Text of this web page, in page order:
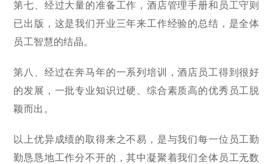
第七、经过大量的准备工作，酒店管理手册和员工守则
已出版，这是我们开业三年来工作经验的总结，是全体
员工智慧的结晶。
第八、经过在奔马年的一系列培训，酒店员工得到很好
的发展，一批专业知识过硬、综合素质高的优秀员工脱
颖而出。
以上优异成绩的取得来之不易，是与我们每一位员工勤
勤恳恳地工作分不开的，其中凝聚着我们全体员工无数